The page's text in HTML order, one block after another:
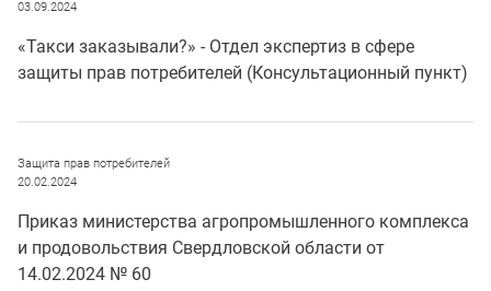
03.09.2024
«Такси заказывали?» - Отдел экспертиз в сфере
защиты прав потребителей (Консультационный пункт)
Защита прав потребителей
20.02.2024
Приказ министерства агропромышленного комплекса
и продовольствия Свердловской области от
14.02.2024 № 60